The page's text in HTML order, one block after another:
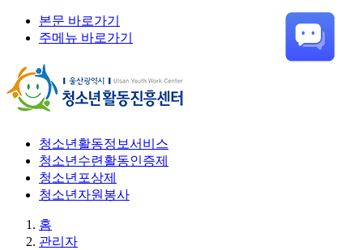
본문 바로가기
주메뉴 바로가기
청소년활동정보서비스
청소년수련활동인증제
청소년포상제
청소년자원봉사
홈
관리자